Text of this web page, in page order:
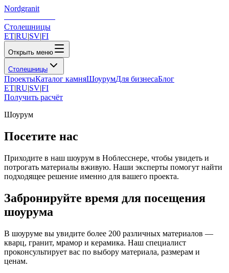
Nordgranit
Столешницы
ET|RU|SV|FI
Открыть меню
Столешницы
ПроектыКаталог камняШоурумДля бизнесаБлог
ET|RU|SV|FI
Получить расчёт
Шоурум
Посетите нас
Приходите в наш шоурум в Ноблесснере, чтобы увидеть и
потрогать материалы вживую. Наши эксперты помогут найти
подходящее решение именно для вашего проекта.
Забронируйте время для посещения
шоурума
В шоуруме вы увидите более 200 различных материалов —
кварц, гранит, мрамор и керамика. Наш специалист
проконсультирует вас по выбору материала, размерам и
ценам.